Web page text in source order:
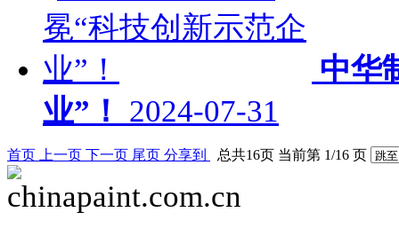
中华
业”！ 2024-07-31
首页 上一页 下一页 尾页 分享到 总共16页 当前第 1/16 页